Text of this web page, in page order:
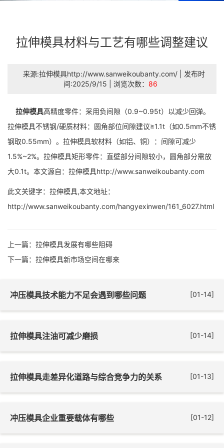
拉伸模具材料与工艺有哪些调整建议
来源:拉伸模具http://www.sanweikoubanty.com/ | 发布时
间:2025/9/15 | 浏览次数： 86
拉伸模具高精度零件：采用负间隙（0.9~0.95t）以减少回弹。
拉伸模具不锈钢/硬质材料：圆角部位间隙建议≥1.1t（如0.5mm不锈
钢取0.55mm）。拉伸模具软材料（如铝、铜）：间隙可减少
1.5%~2%。拉伸模具矩形零件：直壁部分间隙较小，圆角部分需放
大0.1t。本文源自：拉伸模具http://www.sanweikoubanty.com
此文关键字：拉伸模具,本文地址：
http://www.sanweikoubanty.com/hangyexinwen/161_6027.html
上一篇： 拉伸模具发展有哪些阻碍
下一篇： 拉伸模具新市场空间在哪来
冲压模具技术能力不足会遇到哪些问题 [01-14]
拉伸模具注油可减少磨损 [01-14]
拉伸模具走差异化道路与综合竞争力的关系 [01-13]
冲压模具企业重要载体有哪些 [01-12]